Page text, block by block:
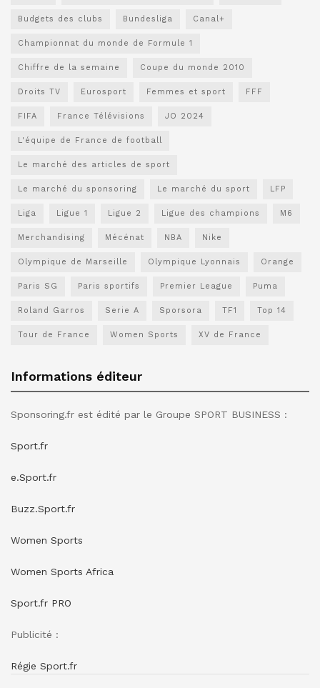
Budgets des clubs Bundesliga Canal+
Championnat du monde de Formule 1
Chiffre de la semaine Coupe du monde 2010
Droits TV Eurosport Femmes et sport FFF
FIFA France Télévisions JO 2024
L'équipe de France de football
Le marché des articles de sport
Le marché du sponsoring Le marché du sport LFP
Liga Ligue 1 Ligue 2 Ligue des champions M6
Merchandising Mécénat NBA Nike
Olympique de Marseille Olympique Lyonnais Orange
Paris SG Paris sportifs Premier League Puma
Roland Garros Serie A Sporsora TF1 Top 14
Tour de France Women Sports XV de France
Informations éditeur
Sponsoring.fr est édité par le Groupe SPORT BUSINESS :
Sport.fr
e.Sport.fr
Buzz.Sport.fr
Women Sports
Women Sports Africa
Sport.fr PRO
Publicité :
Régie Sport.fr